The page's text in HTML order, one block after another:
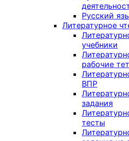
Русский
Литературное
учебники
рабочие
ВПР
задания
тесты